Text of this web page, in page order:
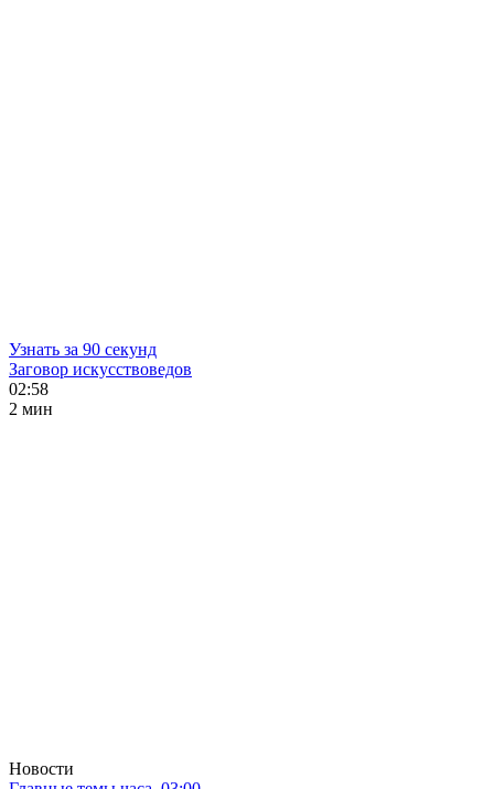
Узнать за 90 секунд
Заговор искусствоведов
02:58
2 мин
Новости